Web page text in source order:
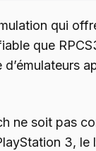
qui
que
ne soit pas
3, le